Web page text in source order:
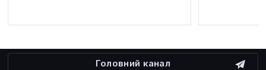
Головний канал